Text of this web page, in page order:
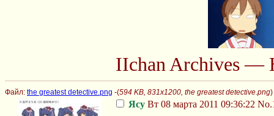
IIchan Archives —
Файл: the greatest detective.png -(594 KB, 831x1200, the greatest detective.png)
Ясу Вт 08 марта 2011 09:36:22